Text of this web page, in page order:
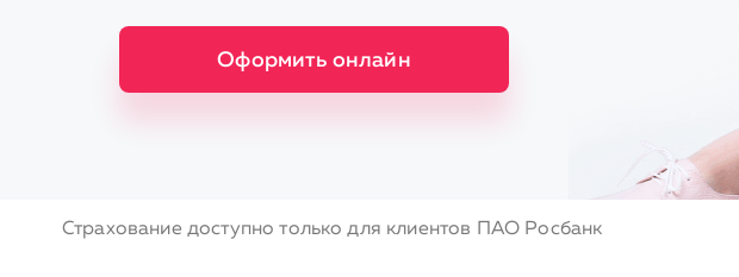
Оформить онлайн
Страхование доступно только для клиентов ПАО Росбанк